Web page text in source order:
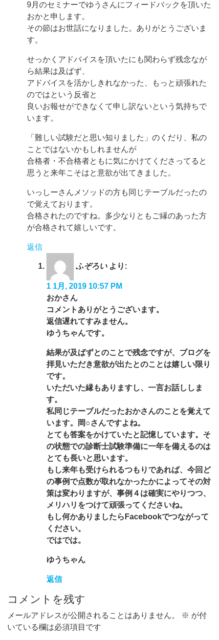
9月のセミナーでゆうさんにフィードバックを頂いた
おかと申します。
その節はお世話になりました。ありがとうございま
す。
せっかくアドバイスを頂いたにも関わらず残念なが
ら結果は及ばず、
アドバイスを活かしきれなかった、もっと頑張れた
のではという反省と
良いお報せができなくて申し訳ないという気持ちで
います。
「難しい試験だと思い知りました」のくだり、私の
ことではないかもしれませんが
合格者・不合格者ともに気にかけてくださってると
思うと来年こそはと意欲が出てきました。
いっしーさんメソッドの方も同じテーブルだったの
で覚えております。
合格されたのですね。多少なりともご縁のあった方
が合格されて嬉しいです。
返信
ふぞろい より:
1 1月, 2019 10:57 PM
おかさん
コメントありがとうございます。
返信遅れてすみません。
ゆうちゃんです。
結果が及ばずとのことで残念ですが、ブログを
拝見いただき意欲が出たとのことは嬉しい限り
です。
いただいた縁もありますし、一言お話ししま
す。
私同じテーブルだったおかさんのことを覚えて
います。岡○さんですよね。
とても答案をかけていたと記憶しています。そ
の状態での診断士試験準備に一年を備えるのは
とても長いと思います。
もし来年も受けられるつもりであれば、今回ど
の事例で点数が取れなかったかによってその対
策は変わりますが、事例４は確実にやりつつ、
メリハリをつけて頑張ってくださいね。
もし何かありましたらFacebookでつながって
ください。
ではでは。
ゆうちゃん
返信
コメントを残す
メールアドレスが公開されることはありません。 ※ が付
いている欄は必須項目です